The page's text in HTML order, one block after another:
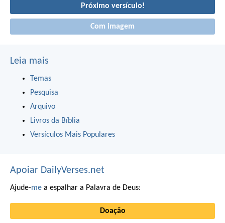
Próximo versículo!
Com imagem
Leia mais
Temas
Pesquisa
Arquivo
Livros da Bíblia
Versículos Mais Populares
Apoiar DailyVerses.net
Ajude-me a espalhar a Palavra de Deus:
Doação